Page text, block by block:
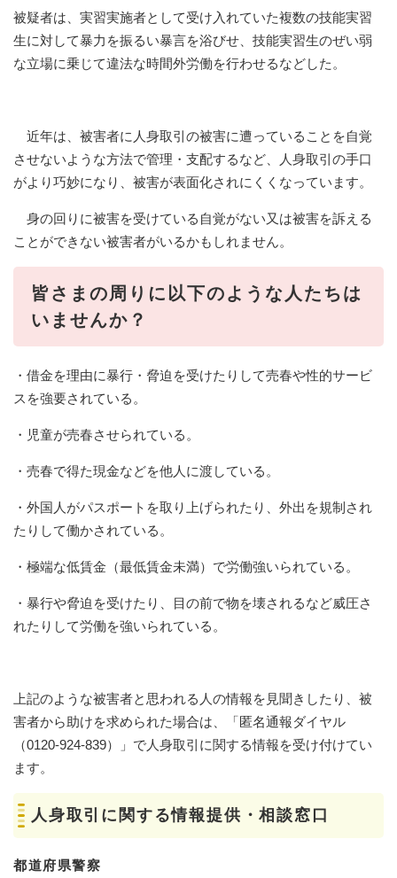
被疑者は、実習実施者として受け入れていた複数の技能実習
生に対して暴力を振るい暴言を浴びせ、技能実習生のぜい弱
な立場に乗じて違法な時間外労働を行わせるなどした。
近年は、被害者に人身取引の被害に遭っていることを自覚
させないような方法で管理・支配するなど、人身取引の手口
がより巧妙になり、被害が表面化されにくくなっています。
身の回りに被害を受けている自覚がない又は被害を訴える
ことができない被害者がいるかもしれません。
皆さまの周りに以下のような人たちは
いませんか？
・借金を理由に暴行・脅迫を受けたりして売春や性的サービ
スを強要されている。
・児童が売春させられている。
・売春で得た現金などを他人に渡している。
・外国人がパスポートを取り上げられたり、外出を規制され
たりして働かされている。
・極端な低賃金（最低賃金未満）で労働強いられている。
・暴行や脅迫を受けたり、目の前で物を壊されるなど威圧さ
れたりして労働を強いられている。
上記のような被害者と思われる人の情報を見聞きしたり、被
害者から助けを求められた場合は、「匿名通報ダイヤル
（0120-924-839）」で人身取引に関する情報を受け付けてい
ます。
人身取引に関する情報提供・相談窓口
都道府県警察